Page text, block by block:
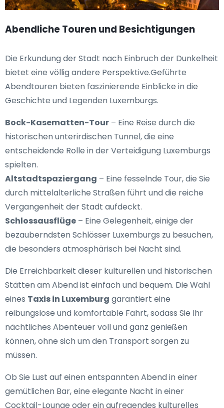
Abendliche Touren und Besichtigungen
Die Erkundung der Stadt nach Einbruch der Dunkelheit
bietet eine völlig andere Perspektive.Geführte
Abendtouren bieten faszinierende Einblicke in die
Geschichte und Legenden Luxemburgs.
Bock-Kasematten-Tour – Eine Reise durch die
historischen unterirdischen Tunnel, die eine
entscheidende Rolle in der Verteidigung Luxemburgs
spielten.
Altstadtspaziergang – Eine fesselnde Tour, die Sie
durch mittelalterliche Straßen führt und die reiche
Vergangenheit der Stadt aufdeckt.
Schlossausflüge – Eine Gelegenheit, einige der
bezauberndsten Schlösser Luxemburgs zu besuchen,
die besonders atmosphärisch bei Nacht sind.
Die Erreichbarkeit dieser kulturellen und historischen
Stätten am Abend ist einfach und bequem. Die Wahl
eines Taxis in Luxemburg garantiert eine
reibungslose und komfortable Fahrt, sodass Sie Ihr
nächtliches Abenteuer voll und ganz genießen
können, ohne sich um den Transport sorgen zu
müssen.
Ob Sie Lust auf einen entspannten Abend in einer
gemütlichen Bar, eine elegante Nacht in einer
Cocktail-Lounge oder ein aufregendes kulturelles